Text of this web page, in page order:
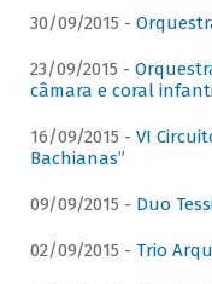
30/09/2015 -
23/09/2015 -
câmara e coral
16/09/2015 - VI
Bachianas”
09/09/2015 - Duo
02/09/2015 - Trio